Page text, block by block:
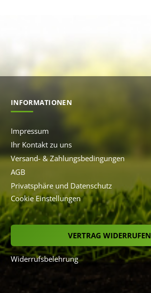
INFORMATIONEN
Impressum
Ihr Kontakt zu uns
Versand- & Zahlungsbedingungen
AGB
Privatsphäre und Datenschutz
Cookie Einstellungen
VERTRAG WIDERRUFEN
Widerrufsbelehrung